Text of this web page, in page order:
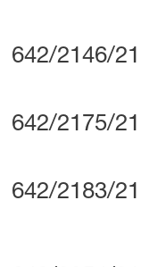
642/2146/21
642/2175/21
642/2183/21